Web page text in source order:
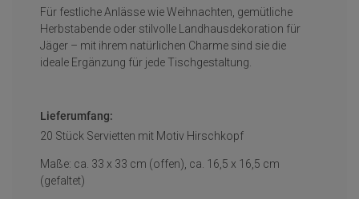
Für festliche Anlässe wie Weihnachten, gemütliche
Herbstabende oder stilvolle Landhausdekoration für
Jäger – mit ihrem natürlichen Charme sind sie die
ideale Ergänzung für jede Tischgestaltung.
Lieferumfang:
20 Stück Servietten mit Motiv Hirschkopf
Maße: ca. 33 x 33 cm (offen), ca. 16,5 x 16,5 cm
(gefaltet)